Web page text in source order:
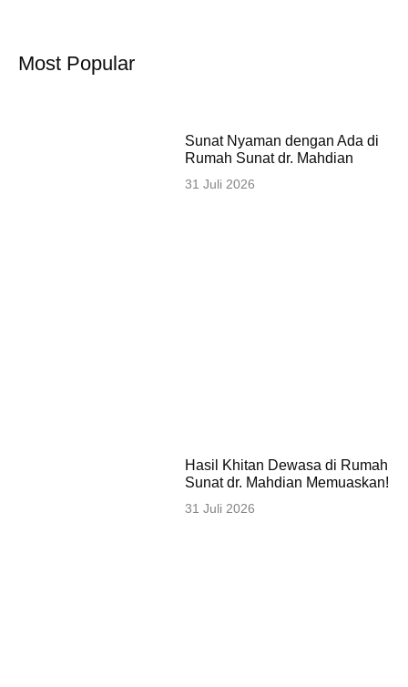
Most Popular
Sunat Nyaman dengan Ada di
Rumah Sunat dr. Mahdian
31 Juli 2026
Hasil Khitan Dewasa di Rumah
Sunat dr. Mahdian Memuaskan!
31 Juli 2026